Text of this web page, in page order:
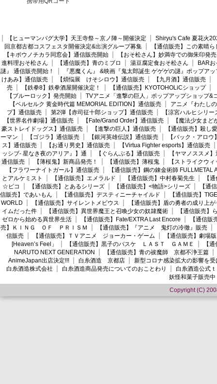
【ヒューマンバグ大学】天王寺祭～京ノ陣～開催決定
Shiryu's Cafe 夏花火
回京都古都コスフェスタ開催決定&出演グループ募集
【通信販売】この素晴
【キボウノチカラ同窓会】通信販売開始
【おそ松さん】妙満寺での御朱印発売
進料理おそ松さん
【通信販売】青のミブロ 湯豆腐定食おそ松さん
BAR
謎』 通信販売開始！
『悪魔くん』 &映画『鬼太郎誕生 ゲゲゲの謎』ポップア
けあみ】通信販売
【煩悩展 けそシロウ】通信販売 【九月酒】通信販売
売
【鉄拳8】鉄拳酒屋開催決定！ 【通信販売】KYOTOHOLiCショップ
【ブルーロック】発売開始
TVアニメ「進撃の巨人」ポップアップショップ&
【ベルセルク 黄金時代篇 MEMORIAL EDITION】通信販売
アニメ『わたし
プ】通信販売
第2弾【赤司征十郎ショップ】通信販売
【涼宮ハルヒシリ
【世界名作劇場】通信販売
【Fate/Grand Order】通信販売
【魔法少女ま
豪ストレイドッグス】通信販売
【進撃の巨人】通信販売
【通信販売】殺し愛
ーマン
【ゴジラ】通信販売 【銀河英雄伝説】通信販売
【バック・アロウ
ス】通信販売
【お通り男史】通信販売
【Virtua Fighter esports】通信販売
ッシブ- 星なき夜のアリア』】通
【ぐらんぶる】通信販売
【ヤマノススメ
通信販売
【薄桜鬼】新商品発売！ 【通信販売】薄桜鬼
【ストライクウ
【フラワーナイトガール】通信販売
【通信販売】鋼の錬金術師 FULLMETAL
とアルケミスト
【通信販売】エメラルド 【通信販売】中村春菊先生
【
☆ピコ
【通信販売】とあるシリーズ 【通信販売】<物語>シリーズ
【通
信販売】であいもん
【通信販売】デスティニーチャイルド
【通信販売】
WORLD
【通信販売】サイレントメビウス
【通信販売】盾の勇者の成り上が
イムだった件
【通信販売】異世界魔王と召喚少女の奴隷魔術
【通信販売】
ゼロから始める異世界生活
【通信販売】Fate/EXTRA Last Encore
【通信
売】ＫＩＮＧ ＯＦ ＰＲＩＳＭ
【通信販売】『アニメ 鬼灯の冷徹』販売
信販売
【通信販売】ＴＶアニメ ジョーカー・ゲーム
【通信販売】劇場
[Heaven’s Feel」
【通信販売】黒子のバスケ ＬＡＳＴ ＧＡＭＥ
【
NARUTO NEXT GENERATION
【通信販売】青の祓魔師 京都不浄王篇
AnimeJapan出店決定!!!
白糸酒造 京都店
新型コロナ感染拡大の影響を
白糸酒造株式会社
白糸酒造商品発売についてのおことわり
白糸酒造公式
妖怪和菓子販売中
Copyright (C)